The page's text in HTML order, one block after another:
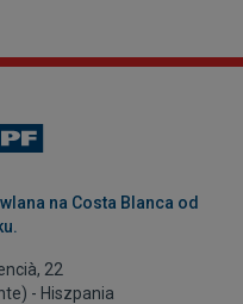
na Costa Blanca od
22
- Hiszpania